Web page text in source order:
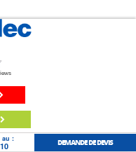
au : DEMANDE DE DEVIS